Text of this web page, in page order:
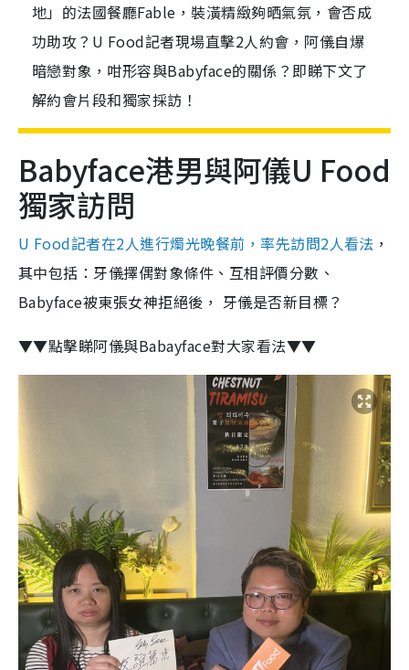
地」的法國餐廳Fable，裝潢精緻夠晒氣氛，會否成
功助攻？U Food記者現場直擊2人約會，阿儀自爆
暗戀對象，咁形容與Babyface的關係？即睇下文了
解約會片段和獨家採訪！
Babyface港男與阿儀U Food
獨家訪問
U Food記者在2人進行燭光晚餐前，率先訪問2人看法 ，
其中包括：牙儀擇偶對象條件、互相評價分數、
Babyface被東張女神拒絕後， 牙儀是否新目標？
▼▼點擊睇阿儀與Babayface對大家看法▼▼